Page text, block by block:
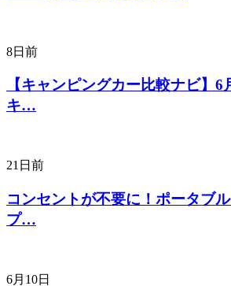
8日前
【キャンピングカー比較ナビ】6
キ…
21日前
コンセントが不要に！ポータブ
プ…
6月10日